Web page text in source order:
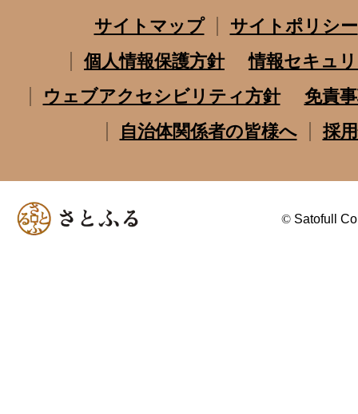
サイトマップ
サイトポリシー
個人情報保護方針
情報セキュ
ウェブアクセシビリティ方針
免責
自治体関係者の皆様へ
採
© Satofull